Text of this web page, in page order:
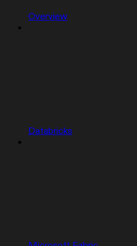
Overview
Databricks